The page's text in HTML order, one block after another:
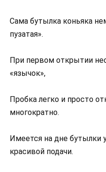
Сама бутылка коньяка
пузатая».
При первом открытии
«язычок»,
Пробка легко и просто
многократно.
Имеется на дне бутылки
красивой подачи.